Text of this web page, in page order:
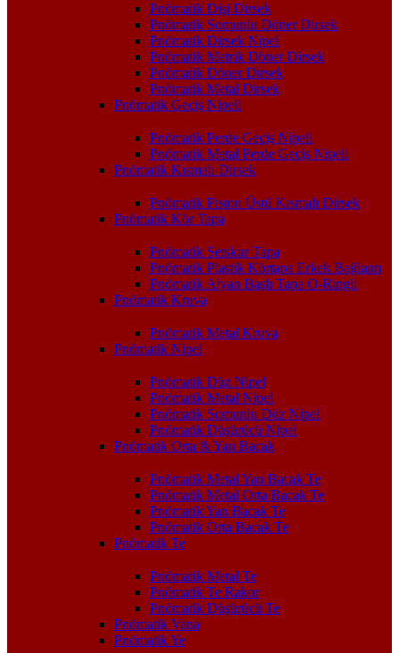
Pnömatik Dişi Dirsek
Pnömatik Somunlu Döner Dirsek
Pnömatik Dirsek Nipel
Pnömatik Metrik Döner Dirsek
Pnömatik Döner Dirsek
Pnömatik Metal Dirsek
Pnömatik Geçiş Nipeli
Pnömatik Perde Geçiş Nipeli
Pnömatik Metal Perde Geçiş Nipeli
Pnömatik Kısmalı Dirsek
Pnömatik Piston Üstü Kısmalı Dirsek
Pnömatik Kör Tapa
Pnömatik Setskur Tapa
Pnömatik Plastik Körtapa Erkek Bağlantı
Pnömatik Alyan Başlı Tapa O-Ringli
Pnömatik Kruva
Pnömatik Metal Kruva
Pnömatik Nipel
Pnömatik Düz Nipel
Pnömatik Metal Nipel
Pnömatik Somunlu Düz Nipel
Pnömatik Düşürücü Nipel
Pnömatik Orta & Yan Bacak
Pnömatik Metal Yan Bacak Te
Pnömatik Metal Orta Bacak Te
Pnömatik Yan Bacak Te
Pnömatik Orta Bacak Te
Pnömatik Te
Pnömatik Metal Te
Pnömatik Te Rakor
Pnömatik Düşürücü Te
Pnömatik Vana
Pnömatik Ye